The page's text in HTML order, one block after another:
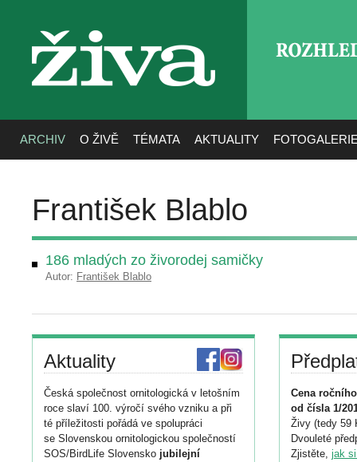
živa
ARCHIV O ŽIVĚ TÉMATA AKTUALITY
František Blablo
186 mladých zo živorodej samičky
Autor: František Blablo
Aktuality
Česká společnost ornitologická v letošním
roce slaví 100. výročí svého vzniku a při
té příležitosti pořádá ve spolupráci
se Slovenskou ornitologickou společností
SOS/BirdLife Slovensko jubilejní
Cena
od čísla 1/
Živy (tedy 59
Dvouleté
Zjistěte, jak